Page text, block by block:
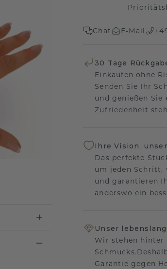
Chat E-Mail
30 Tage
Einkaufen ohne
Senden Sie Ihr
und genießen Sie
Zufriedenheit
Ihre Vision,
Das perfekte
um jeden Schritt,
und garantieren
anderswo ein
Unser
Wir stehen hinter
Garantie gegen